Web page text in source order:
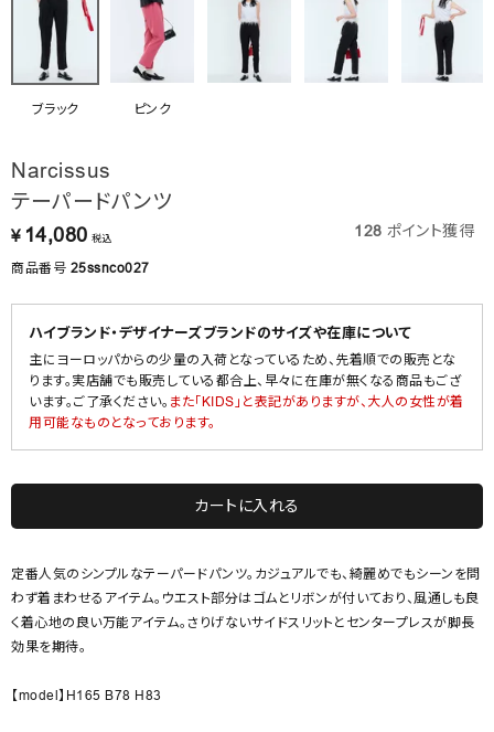
お問い合わせ
ブラック ピンク
Narcissus
テーパードパンツ
¥ 14,080 税込 128 ポイント獲得
商品番号 25ssnco027
ハイブランド・デザイナーズブランドのサイズや在庫について
主にヨーロッパからの少量の入荷となっているため、先着順での販売とな
ります。実店舗でも販売している都合上、早々に在庫が無くなる商品もござ
います。ご了承ください。 また「KIDS」と表記がありますが、大人の女性が着
用可能なものとなっております。
カートに入れる
定番人気のシンプルなテーパードパンツ。カジュアルでも、綺麗めでもシーンを問
わず着まわせるアイテム。ウエスト部分はゴムとリボンが付いており、風通しも良
く着心地の良い万能アイテム。さりげないサイドスリットとセンタープレスが脚長
効果を期待。
【model】H165 B78 H83